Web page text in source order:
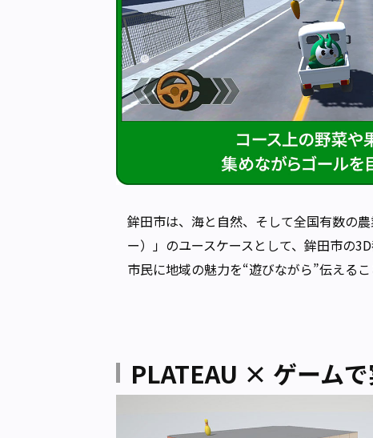
鉾田市は、海と自然、そして全国有数の
ー）」のユースケースとして、鉾田市の
市民に地域の魅力を“遊びながら”伝えるこ
PLATEAU × ゲーム